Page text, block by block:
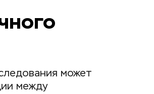
может
между